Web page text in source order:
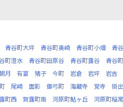
青谷町大坪 青谷町奥崎 青谷町小畑 青
町澄水 青谷町田原谷 青谷町露谷 青谷
月 有富 猪子 今町 岩倉 岩坪 岩吉
尾崎 面影 御弓町 海蔵寺 覚寺 掛
町西 賀露町南 河原町鮎ヶ丘 河原町稲常